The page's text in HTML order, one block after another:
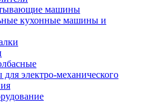
машины
кухонные машины и
для электро-механического